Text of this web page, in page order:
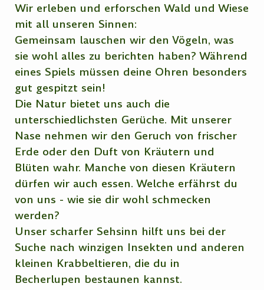
Wir erleben und erforschen Wald und Wiese
mit all unseren Sinnen:
Gemeinsam lauschen wir den Vögeln, was
sie wohl alles zu berichten haben? Während
eines Spiels müssen deine Ohren besonders
gut gespitzt sein!
Die Natur bietet uns auch die
unterschiedlichsten Gerüche. Mit unserer
Nase nehmen wir den Geruch von frischer
Erde oder den Duft von Kräutern und
Blüten wahr. Manche von diesen Kräutern
dürfen wir auch essen. Welche erfährst du
von uns - wie sie dir wohl schmecken
werden?
Unser scharfer Sehsinn hilft uns bei der
Suche nach winzigen Insekten und anderen
kleinen Krabbeltieren, die du in
Becherlupen bestaunen kannst.